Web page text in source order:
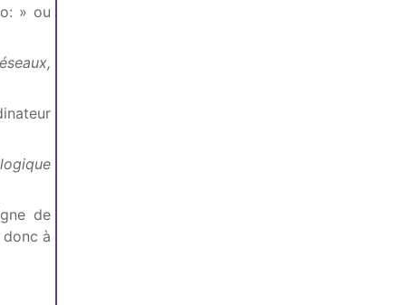
» ou
de
à